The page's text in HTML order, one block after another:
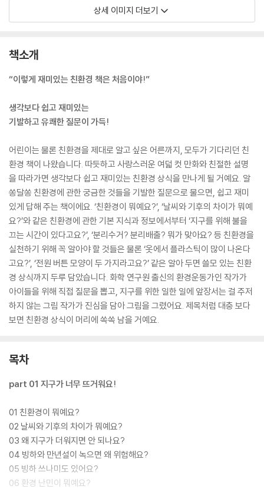
상세 이미지 더보기
책소개
“이렇게 재미있는 친환경 책은 처음이야!”
생각보다 쉽고 재미있는
기발하고 유쾌한 질문이 가득!
어린이는 물론 친환경을 제대로 알고 싶은 어른까지, 모두가 기다리던 친
환경 책이 나왔습니다. 따듯하고 사랑스러운 여덟 컷 만화와 친절한 설명
을 따라가면 생각보다 쉽고 재미있는 친환경 상식을 만나게 될 거예요. 알
쏭달쏭 친환경에 관한 궁금한 것들을 기발한 질문으로 물으면, 쉽고 재미
있게 답해 주는 책이에요. ‘친환경이 뭐예요?’, ‘날씨와 기후의 차이가 뭐예
요?’와 같은 친환경에 관한 기본 지식과 정보에서부터 ‘지구를 위해 불을
끄는 시간이 있다고요?’, ‘분리수거? 분리배출? 뭐가 맞아요? 등 친환경을
실천하기 위해 꼭 알아야 할 것들은 물론 ‘옷에서 플라스틱이 많이 나온다
고요?’, ‘전원 버튼 모양이 두 가지라고요?’ 같은 알아 두면 쓸모 있는 친환
경 상식까지 두루 담았습니다. 화학 연구원 출신의 환경운동가인 작가가
아이들을 위해 직접 질문을 뽑고, 지구를 위한 일한 일에 앞장서는 걸 주저
하지 않는 그림 작가가 진심을 담아 그림을 그렸어요. 제목처럼 대충 보다
보면 친환경 상식이 머리에 쏙쏙 남을 거예요.
목차
part 01 지구가 너무 뜨거워요!
01 친환경이 뭐예요?
02 날씨와 기후의 차이가 뭐예요?
03 왜 지구가 더워지면 안 되나요?
04 빙하와 만년설이 녹으면 왜 위험해요?
05 빙하 쓰나미도 있어요?
06 환경 난민이 뭐예요?